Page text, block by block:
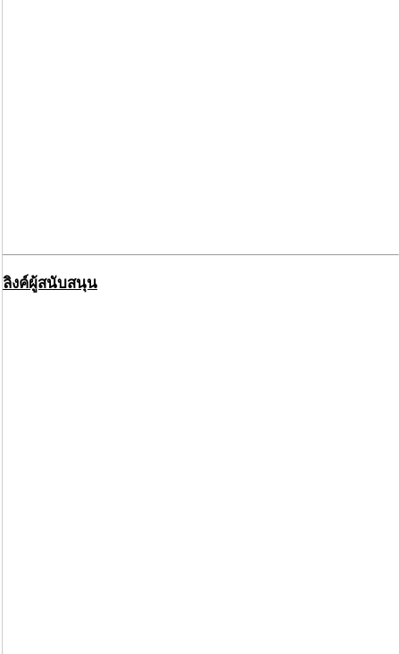
ลิงค์ผู้สนับสนุน